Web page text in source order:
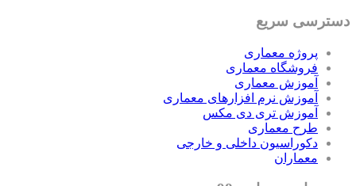
دسترسی سریع
پروژه معماری
فروشگاه معماری
آموزش معماری
آموزش نرم افزارهای معماری
آموزش تری دی مکس
طرح معماری
دکوراسیون داخلی و خارجی
معماران